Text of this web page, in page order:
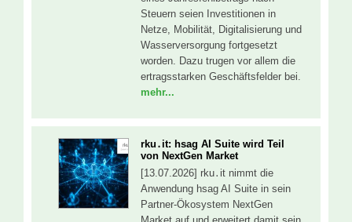
Steuern seien Investitionen in
Netze, Mobilität, Digitalisierung und
Wasserversorgung fortgesetzt
worden. Dazu trugen vor allem die
ertragsstarken Geschäftsfelder bei.
mehr...
rku․it: hsag AI Suite wird Teil
von NextGen Market
[13.07.2026] rku․it nimmt die
Anwendung hsag AI Suite in sein
Partner-Ökosystem NextGen